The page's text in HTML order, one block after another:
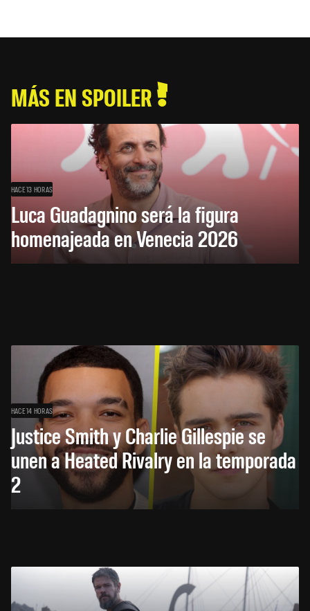
MÁS EN SPOILER
HACE 13 HORAS
Luca Guadagnino será la figura
homenajeada en Venecia 2026
HACE 14 HORAS
Justice Smith y Charlie Gillespie se
unen a Heated Rivalry en la temporada
2